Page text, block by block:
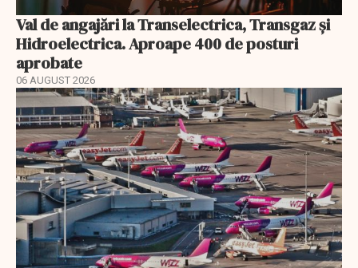
Val de angajări la Transelectrica, Transgaz și
Hidroelectrica. Aproape 400 de posturi
aprobate
06 AUGUST 2026